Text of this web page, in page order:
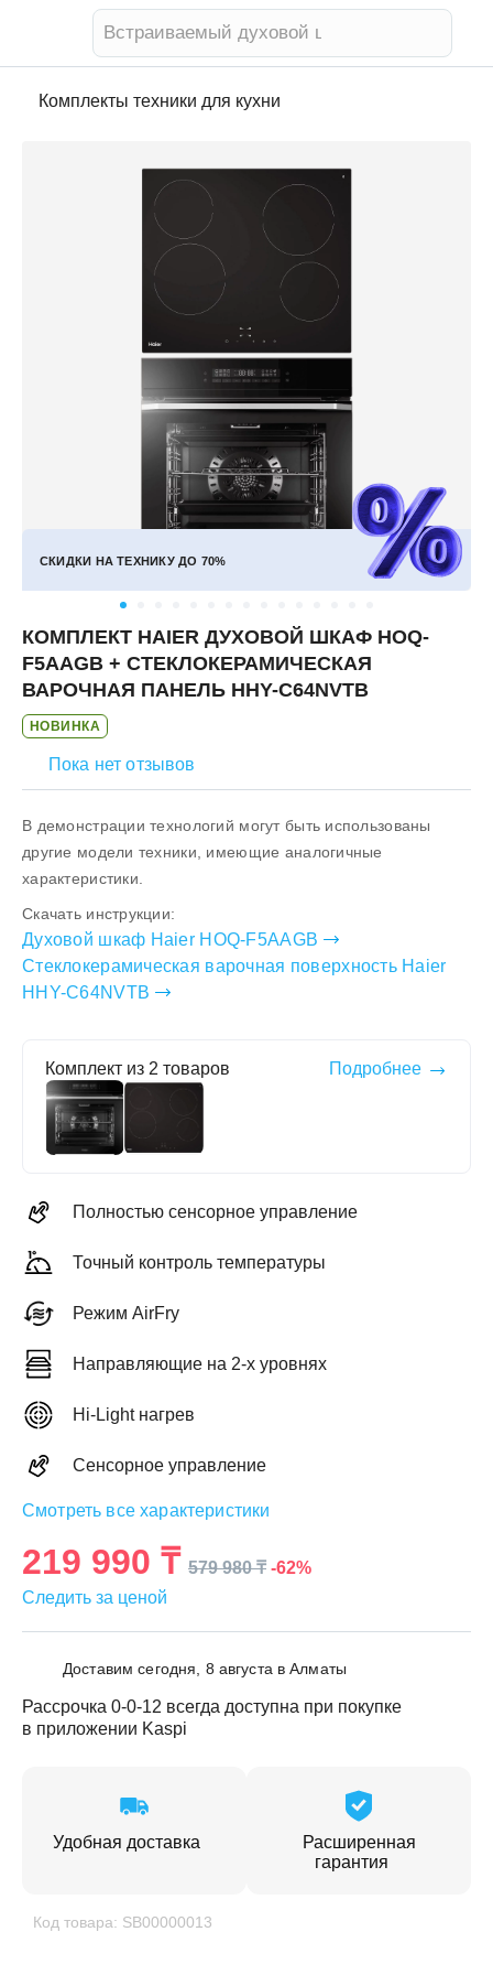
упаковки
Встраиваемый духовой шкаф
Комплекты техники для кухни
КОМПЛЕКТ HAIER ДУХОВОЙ ШКАФ HOQ-
F5AAGB + СТЕКЛОКЕРАМИЧЕСКАЯ
ВАРОЧНАЯ ПАНЕЛЬ HHY-C64NVTB
НОВИНКА
Пока нет отзывов
СКИДКИ НА ТЕХНИКУ ДО 70%
В демонстрации технологий могут быть использованы
другие модели техники, имеющие аналогичные
характеристики.
Скачать инструкции:
Духовой шкаф Haier HOQ-F5AAGB
Стеклокерамическая варочная поверхность Haier
HHY-C64NVTB
Комплект из 2 товаров Подробнее
Полностью сенсорное управление
Точный контроль температуры
Режим AirFry
Направляющие на 2-х уровнях
Hi-Light нагрев
Сенсорное управление
Смотреть все характеристики
219 990 ₸ 579 980 ₸ -62%
Следить за ценой
Доставим сегодня, 8 августа в Алматы
Рассрочка 0-0-12 всегда доступна при покупке
в приложении Kaspi
Удобная доставка
Расширенная
гарантия
Код товара: SB00000013